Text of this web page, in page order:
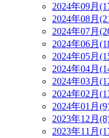
2024年09月
2024年08月
2024年07月
2024年06月
2024年05月
2024年04月
2024年03月
2024年02月
2024年01月
2023年12月
2023年11月